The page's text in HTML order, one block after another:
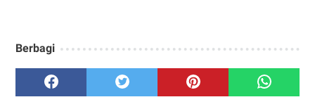
Berbagi